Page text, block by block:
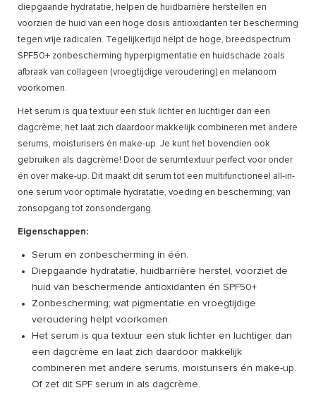
diepgaande hydratatie, helpen de huidbarrière herstellen en
voorzien de huid van een hoge dosis antioxidanten ter bescherming
tegen vrije radicalen. Tegelijkertijd helpt de hoge, breedspectrum
SPF50+ zonbescherming hyperpigmentatie en huidschade zoals
afbraak van collageen (vroegtijdige veroudering) en melanoom
voorkomen.
Het serum is qua textuur een stuk lichter en luchtiger dan een
dagcrème; het laat zich daardoor makkelijk combineren met andere
serums, moisturisers én make-up. Je kunt het bovendien ook
gebruiken als dagcrème! Door de serumtextuur perfect voor onder
én over make-up. Dit maakt dit serum tot een multifunctioneel all-in-
one serum voor optimale hydratatie, voeding en bescherming; van
zonsopgang tot zonsondergang.
Eigenschappen:
Serum en zonbescherming in één.
Diepgaande hydratatie, huidbarrière herstel, voorziet de
huid van beschermende antioxidanten én SPF50+
Zonbescherming; wat pigmentatie en vroegtijdige
veroudering helpt voorkomen.
Het serum is qua textuur een stuk lichter en luchtiger dan
een dagcrème en laat zich daardoor makkelijk
combineren met andere serums, moisturisers én make-up.
Of zet dit SPF serum in als dagcrème.